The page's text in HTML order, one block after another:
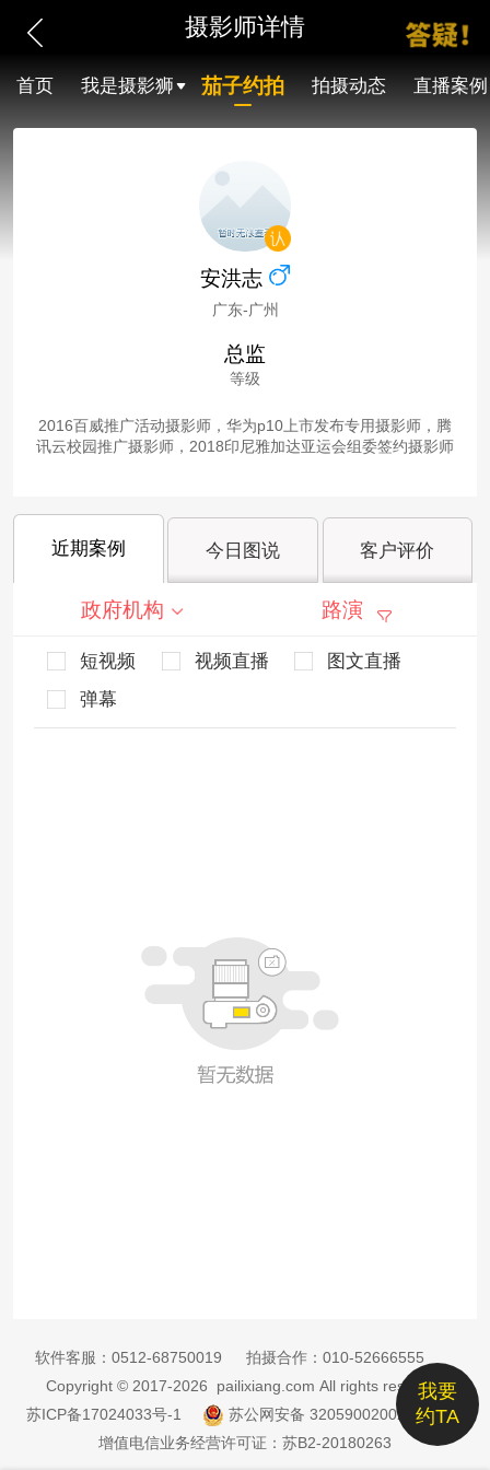
摄影师详情
首页 我是摄影狮 茄子约拍 拍摄动态 直播案例
安洪志
广东-广州
总监
等级
2016百威推广活动摄影师，华为p10上市发布专用摄影师，腾
讯云校园推广摄影师，2018印尼雅加达亚运会组委签约摄影师
近期案例 今日图说 客户评价
政府机构 路演
短视频 视频直播
图文直播
弹幕
我要
约TA
软件客服： 0512-68750019 拍摄合作： 010-52666555
Copyright © 2017-2026 pailixiang.com All rights reserved
苏ICP备17024033号-1
苏公网安备 32059002002885号
增值电信业务经营许可证：苏B2-20180263